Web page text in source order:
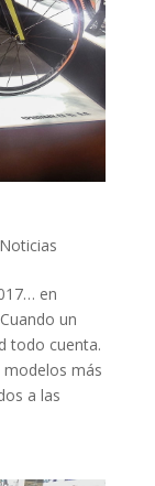
Noticias
en
un
todo cuenta.
modelos más
a las